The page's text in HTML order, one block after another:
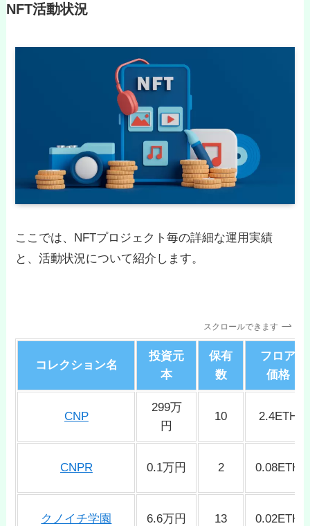
NFT活動状況
ここでは、NFTプロジェクト毎の詳細な運用実績
と、活動状況について紹介します。
スクロールできます
コレクション名
投資元
本
保有
数
フロア
価格
CNP
299万
円
10 2.4ETH
CNPR 0.1万円 2 0.08ETH
クノイチ学園 6.6万円 13 0.02ETH